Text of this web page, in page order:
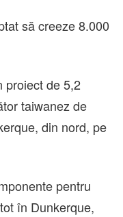
să creeze 8.000
proiect de 5,2
taiwanez de
din nord, pe
pentru
în Dunkerque,